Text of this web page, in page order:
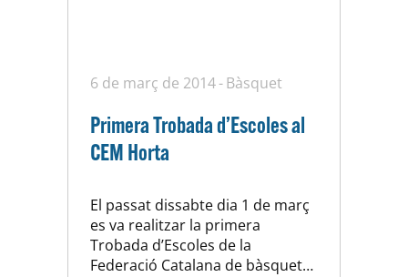
6 de març de 2014 Bàsquet
Primera Trobada d’Escoles al
CEM Horta
El passat dissabte dia 1 de març
es va realitzar la primera
Trobada d’Escoles de la
Federació Catalana de bàsquet